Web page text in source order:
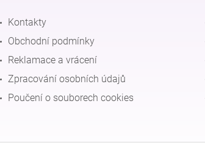
Kontakty
Obchodní podmínky
Reklamace a vrácení
Zpracování osobních údajů
Poučení o souborech cookies